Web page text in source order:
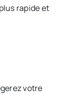
rapide et
votre